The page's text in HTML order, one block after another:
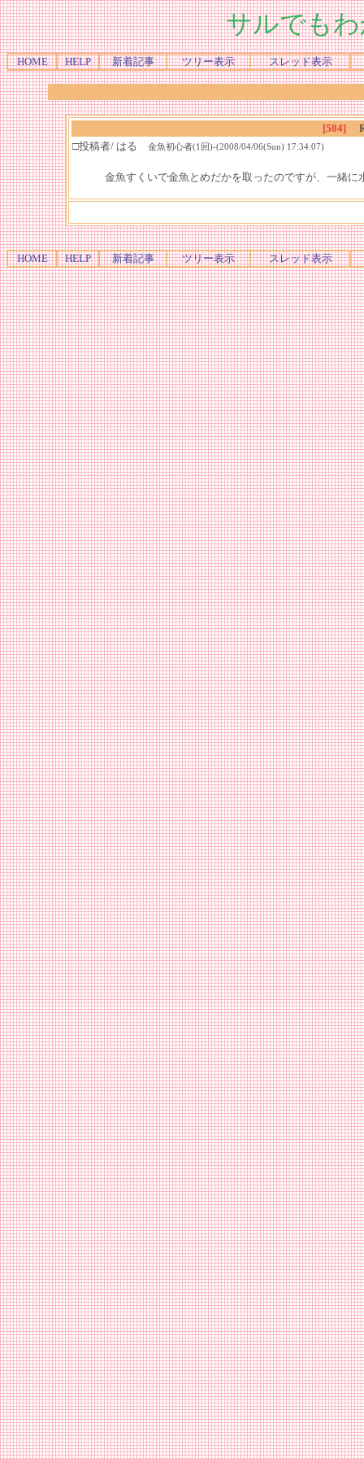
サルでも
HOME HELP 新着記事 ツリー表示 スレッド表示
[584]
□投稿者/ はる
金魚初心者(1回)-(2008/04/06(Sun) 17:34:07)
金魚すくいで金魚とめだかを取ったのですが、一緒に
HOME HELP 新着記事 ツリー表示 スレッド表示